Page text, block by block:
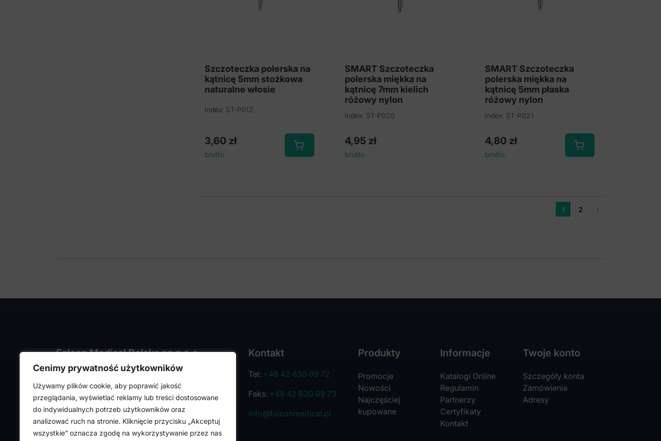
Cenimy prywatność użytkowników
Używamy plików cookie, aby poprawić jakość
przeglądania, wyświetlać reklamy lub treści dostosowane
do indywidualnych potrzeb użytkowników oraz
analizować ruch na stronie. Kliknięcie przycisku „Akceptuj
wszystkie” oznacza zgodę na wykorzystywanie przez nas
Szczoteczka polerska na
kątnicę 5mm stożkowa
naturalne włosie
Index: ST-P012
3,60 zł
brutto
SMART Szczoteczka
polerska miękka na
kątnicę 7mm kielich
różowy nylon
Index: ST-P020
4,95 zł
brutto
SMART Szczoteczka
polerska miękka na
kątnicę 5mm płaska
różowy nylon
Index: ST-P021
4,80 zł
brutto
1 2
Falcon Medical Polska sp z o.o.
ul. Rajmunda Rembielińskiego 1/7
93-575 Łódź
NIP: PL7282324443
REGON: 472316619,
Nr KRS: 0000036918
Kontakt
Tel: +48 42 630 99 72
Faks: +48 42 630 99 73
info@falconmedical.pl
Produkty
Promocje
Nowości
Najczęściej
kupowane
Informacje
Katalogi Online
Regulamin
Partnerzy
Certyfikaty
Kontakt
Twoje konto
Szczegóły konta
Zamówienia
Adresy